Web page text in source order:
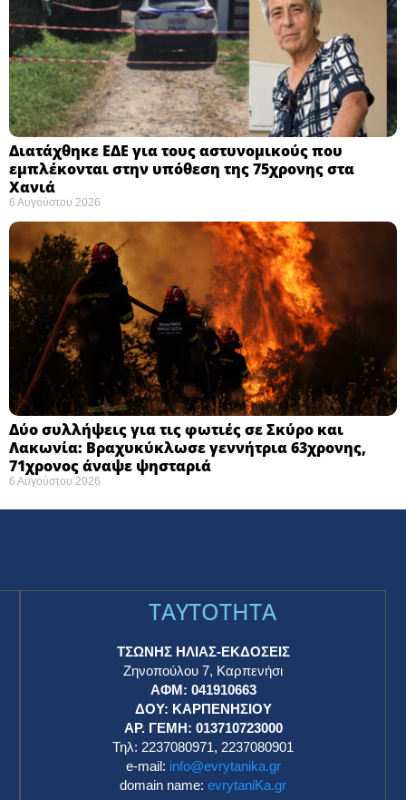
Διατάχθηκε ΕΔΕ για τους αστυνομικούς που
εμπλέκονται στην υπόθεση της 75χρονης στα
Χανιά
6 Αυγούστου 2026
Δύο συλλήψεις για τις φωτιές σε Σκύρο και
Λακωνία: Βραχυκύκλωσε γεννήτρια 63χρονης,
71χρονος άναψε ψησταριά
6 Αυγούστου 2026
TAYTOTHTA
ΤΣΩΝΗΣ ΗΛΙΑΣ-ΕΚΔΟΣΕΙΣ
Ζηνοπούλου 7, Καρπενήσι
ΑΦΜ: 041910663
ΔΟΥ: ΚΑΡΠΕΝΗΣΙΟΥ
ΑΡ. ΓΕΜΗ: 013710723000
Τηλ: 2237080971, 2237080901
e-mail: info@evrytanika.gr
domain name: evrytaniKa.gr